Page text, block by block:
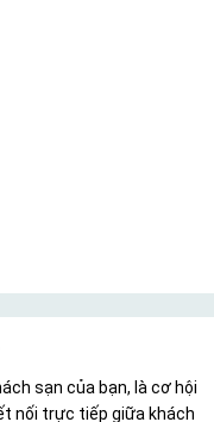
sạn của bạn, là cơ hội
nối trực tiếp giữa khách